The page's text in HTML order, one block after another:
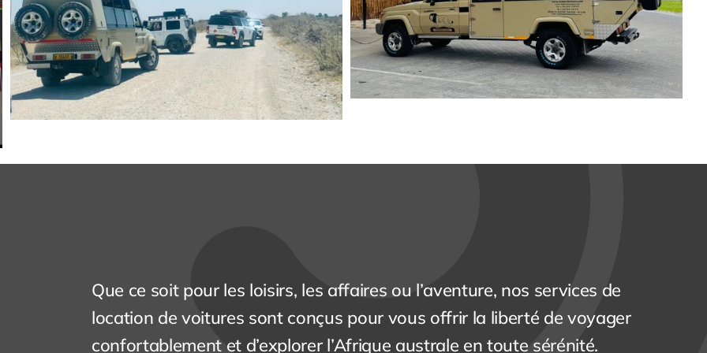
Que ce soit pour les loisirs, les affaires ou l’aventure, nos services de
location de voitures sont conçus pour vous offrir la liberté de voyager
confortablement et d’explorer l’Afrique australe en toute sérénité.